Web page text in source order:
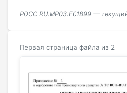
POCC RU.MP03.Е01899 —
Первая страница файла из 2